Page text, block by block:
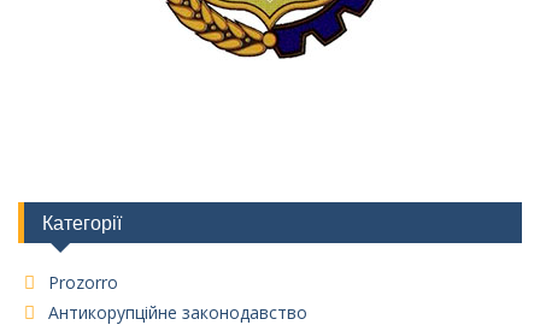
Категорії
Prozorro
Антикорупційне законодавство